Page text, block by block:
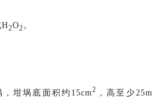
H2O2 。
，坩埚底面积约15cm2
，高至少25m